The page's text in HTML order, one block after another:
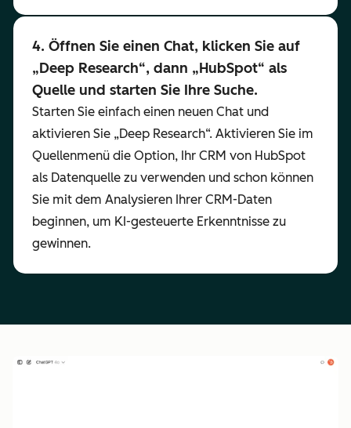
4. Öffnen Sie einen Chat, klicken Sie auf
„Deep Research“, dann „HubSpot“ als
Quelle und starten Sie Ihre Suche.
Starten Sie einfach einen neuen Chat und
aktivieren Sie „Deep Research“. Aktivieren Sie im
Quellenmenü die Option, Ihr CRM von HubSpot
als Datenquelle zu verwenden und schon können
Sie mit dem Analysieren Ihrer CRM-Daten
beginnen, um KI-gesteuerte Erkenntnisse zu
gewinnen.